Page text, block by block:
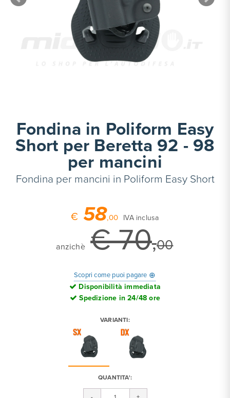
Fondina in Poliform Easy
Short per Beretta 92 - 98
per mancini
Fondina per mancini in Poliform Easy Short
€ 58,00 IVA inclusa
anzichè € 70,00
Scopri come puoi pagare ⊕
Disponibilità immediata
Spedizione in 24/48 ore
VARIANTI:
QUANTITA':